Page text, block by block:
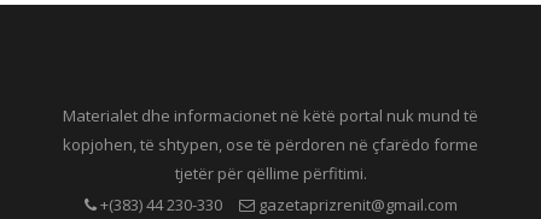
Materialet dhe informacionet në këtë portal nuk mund të
kopjohen, të shtypen, ose të përdoren në çfarëdo forme
tjetër për qëllime përfitimi.
+(383) 44 230-330
gazetaprizrenit@gmail.com